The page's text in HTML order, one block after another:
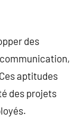
des
aptitudes
des projets